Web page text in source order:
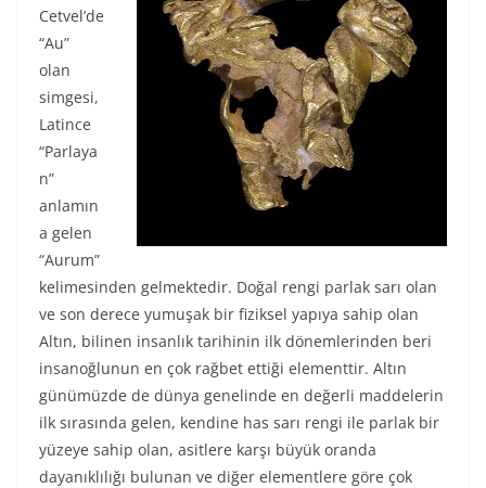
Cetvel’de
“Au”
olan
simgesi,
Latince
“Parlaya
n”
anlamın
a gelen
“Aurum”
kelimesinden gelmektedir. Doğal rengi parlak sarı olan
ve son derece yumuşak bir fiziksel yapıya sahip olan
Altın, bilinen insanlık tarihinin ilk dönemlerinden beri
insanoğlunun en çok rağbet ettiği elementtir. Altın
günümüzde de dünya genelinde en değerli maddelerin
ilk sırasında gelen, kendine has sarı rengi ile parlak bir
yüzeye sahip olan, asitlere karşı büyük oranda
dayanıklılığı bulunan ve diğer elementlere göre çok